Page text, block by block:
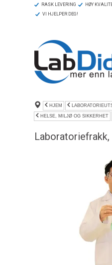
RASK LEVERING HØY
VI HJELPER DEG!
HJEM
HELSE, MILJØ OG SIKKERHET
Laboratoriefrakk,